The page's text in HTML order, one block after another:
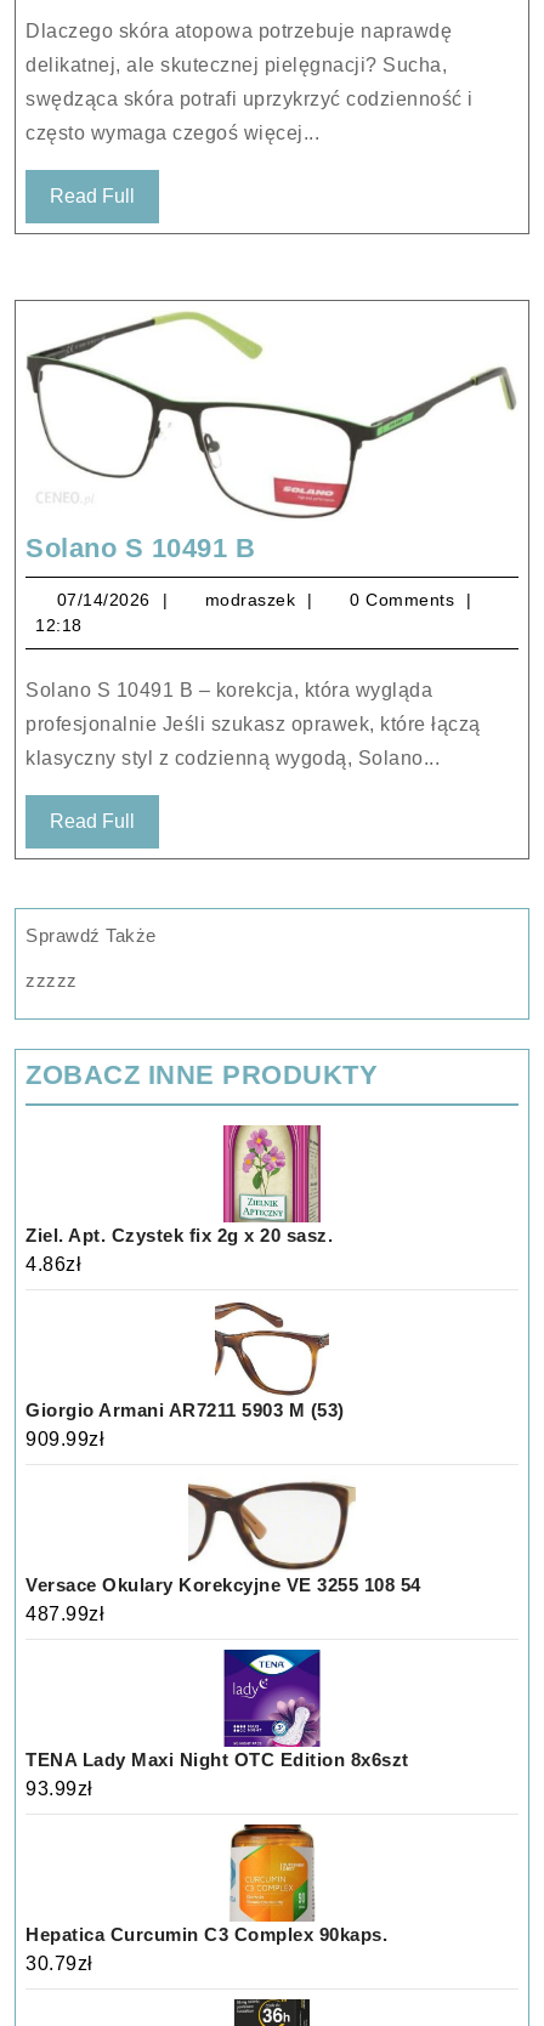
Dlaczego skóra atopowa potrzebuje naprawdę
delikatnej, ale skutecznej pielęgnacji? Sucha,
swędząca skóra potrafi uprzykrzyć codzienność i
często wymaga czegoś więcej...
Read Full
Full
Solano S 10491 B
S
10491
B
07/14/2026 07/14/2026
modraszek modraszek
0 Comments
12:18
Solano S 10491 B – korekcja, która wygląda
profesjonalnie Jeśli szukasz oprawek, które łączą
klasyczny styl z codzienną wygodą, Solano...
Read Full
Full
Sprawdź Także
zzzzz
ZOBACZ INNE PRODUKTY
Ziel. Apt. Czystek fix 2g x 20 sasz.
4.86zł
Giorgio Armani AR7211 5903 M (53)
909.99zł
Versace Okulary Korekcyjne VE 3255 108 54
487.99zł
TENA Lady Maxi Night OTC Edition 8x6szt
93.99zł
Hepatica Curcumin C3 Complex 90kaps.
30.79zł